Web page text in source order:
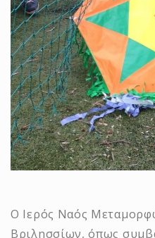
Ο Ιερός Ναός
Βριλησσίων, όπως